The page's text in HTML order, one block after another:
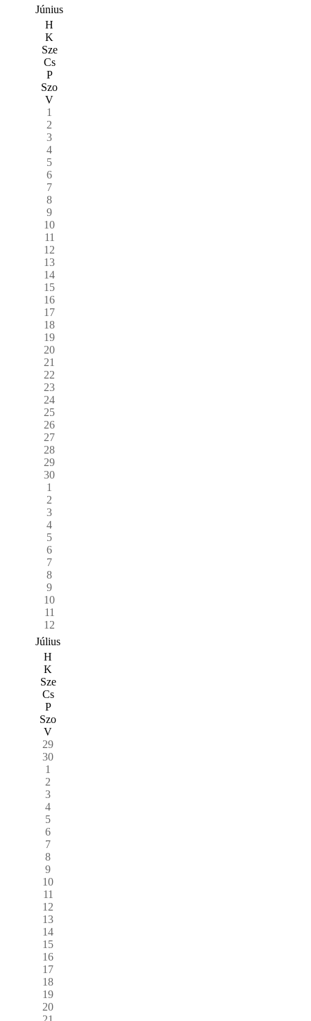
Június
H
K
Sze
Cs
P
Szo
V
1
2
3
4
5
6
7
8
9
10
11
12
13
14
15
16
17
18
19
20
21
22
23
24
25
26
27
28
29
30
1
2
3
4
5
6
7
8
9
10
11
12
Július
H
K
Sze
Cs
P
Szo
V
29
30
1
2
3
4
5
6
7
8
9
10
11
12
13
14
15
16
17
18
19
20